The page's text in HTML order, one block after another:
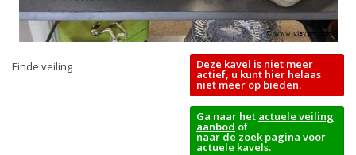
Einde veiling Deze kavel is niet meer
actief, u kunt hier helaas
niet meer op bieden.
Ga naar het actuele veiling
aanbod of
naar de zoek pagina voor
actuele kavels.